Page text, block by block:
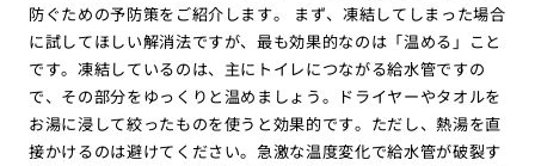
防ぐための予防策をご紹介します。 まず、凍結してしまった場合
に試してほしい解消法ですが、最も効果的なのは「温める」こと
です。凍結しているのは、主にトイレにつながる給水管ですの
で、その部分をゆっくりと温めましょう。ドライヤーやタオルを
お湯に浸して絞ったものを使うと効果的です。ただし、熱湯を直
接かけるのは避けてください。急激な温度変化で給水管が破裂す